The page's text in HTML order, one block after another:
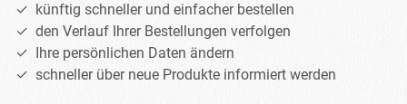
künftig schneller und einfacher bestellen
den Verlauf Ihrer Bestellungen verfolgen
Ihre persönlichen Daten ändern
schneller über neue Produkte informiert werden